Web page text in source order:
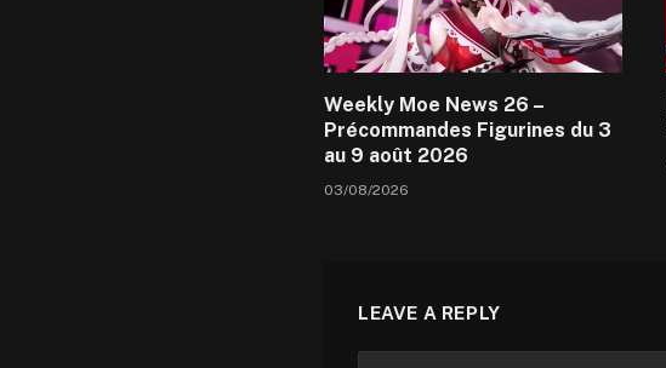
Weekly Moe News 26 –
Précommandes Figurines du 3
au 9 août 2026
03/08/2026
LEAVE A REPLY